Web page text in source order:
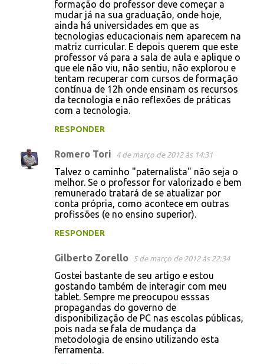
formação do professor deve começar a
mudar já na sua graduação, onde hoje,
ainda há universidades em que as
tecnologias educacionais nem aparecem na
matriz curricular. E depois querem que este
professor vá para a sala de aula e aplique o
que ele não viu, não sentiu, não explorou e
tentam recuperar com cursos de formação
contínua de 12h onde ensinam os recursos
da tecnologia e não reflexões de práticas
com a tecnologia.
RESPONDER
Romero Tori 4 de março de 2012 às 14:31
Talvez o caminho "paternalista" não seja o
melhor. Se o professor for valorizado e bem
remunerado tratará de se atualizar por
conta própria, como acontece em outras
profissões (e no ensino superior).
RESPONDER
Gilberto Zorello 5 de março de 2012 às 22:34
Gostei bastante de seu artigo e estou
gostando também de interagir com meu
tablet. Sempre me preocupou esssas
propagandas do governo de
disponibilização de PC nas escolas públicas,
pois nada se fala de mudança da
metodologia de ensino utilizando esta
ferramenta.